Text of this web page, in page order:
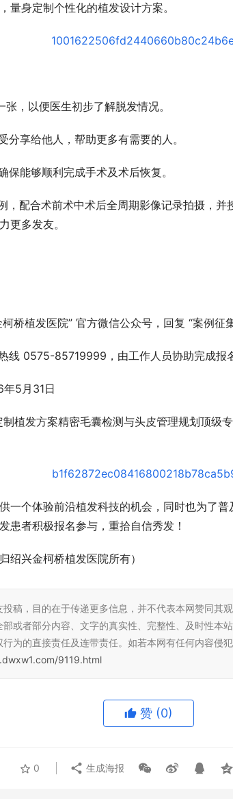
量身定制个性化的植发设计方案。
，以便医生初步了解脱发情况。
分享给他人，帮助更多有需要的人。
保能够顺利完成手术及术后恢复。
，配合术前术中术后全周期影像记录拍摄，
更多发友。
桥植发医院” 官方微信公众号，回复 “案例征
线 0575-85719999，由工作人员协助完成报
5月31日
制植发方案精密毛囊检测与头皮管理规划顶级
一个体验前沿植发科技的机会，同时也为了
患者积极报名参与，重拾自信秀发！
绍兴金柯桥植发医院所有）
稿，目的在于传递更多信息，并不代表本网赞同其
或者部分内容、文字的真实性、完整性、及时性本
为的直接责任及连带责任。如若本网有任何内容侵
9119.html
赞 (0)
0 生成海报